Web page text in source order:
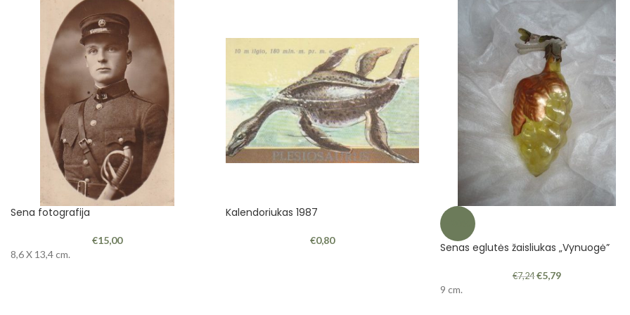
Sena fotografija
€15,00
8,6 X 13,4 cm.
Kalendoriukas 1987
€0,80
Senas eglutės žaisliukas „Vynuogė”
€7,24 €5,79
9 cm.